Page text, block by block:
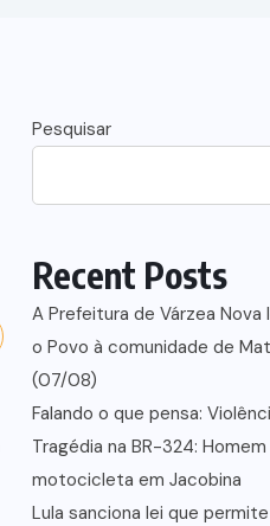
Pesquisar
Recent Posts
A Prefeitura de Várzea
o Povo à comunidade de
(07/08)
Falando o que pensa:
Tragédia na BR-324:
motocicleta em Jacobina
Lula sanciona lei que